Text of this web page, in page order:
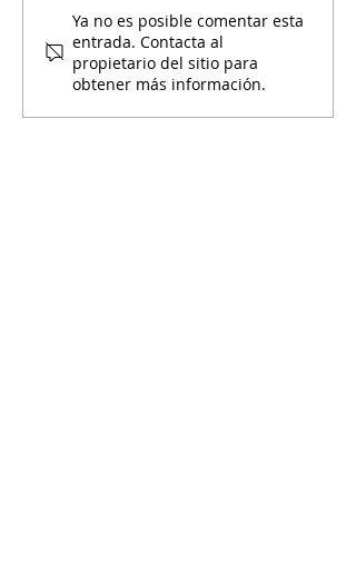
Mami y Yo Pinta Canicas
Ya no es posible comentar esta
entrada. Contacta al
propietario del sitio para
obtener más información.